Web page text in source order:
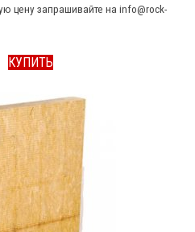
цену запрашивайте на info@rock-
КУПИТЬ